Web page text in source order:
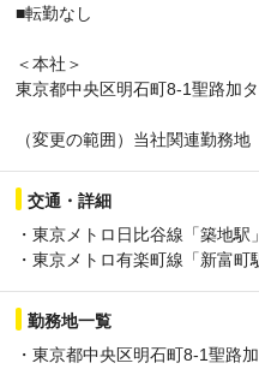
■転勤なし
＜本社＞
東京都中央区明石町8-1聖路加
（変更の範囲）当社関連勤務地
交通・詳細
・東京メトロ日比谷線「築地駅
・東京メトロ有楽町線「新富
勤務地一覧
・東京都中央区明石町8-1聖路